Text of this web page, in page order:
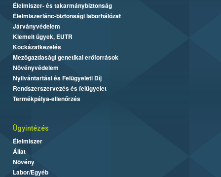
Élelmiszer- és takarmánybiztonság
Élelmiszerlánc-biztonsági laborhálózat
Járványvédelem
Kiemelt ügyek, EUTR
Kockázatkezelés
Mezőgazdasági genetikai erőforrások
Növényvédelem
Nyilvántartási és Felügyeleti Díj
Rendszerszervezés és felügyelet
Termékpálya-ellenőrzés
Ügyintézés
Élelmiszer
Állat
Növény
Labor/Egyéb